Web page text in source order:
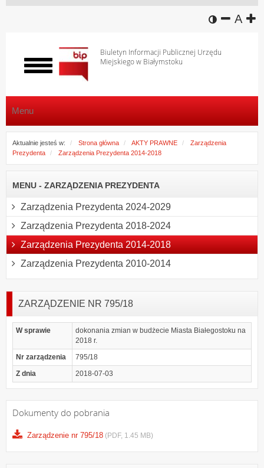
wersja
A
Biuletyn Informacji Publicznej Urzędu
Miejskiego w Białymstoku
Włącz
menu
Menu
Aktualnie jesteś w: Strona główna AKTY PRAWNE
Zarządzenia
Prezydenta
Zarządzenia Prezydenta 2014-2018
MENU - ZARZĄDZENIA PREZYDENTA
Zarządzenia Prezydenta 2024-2029
Zarządzenia Prezydenta 2018-2024
Zarządzenia Prezydenta 2014-2018
Zarządzenia Prezydenta 2010-2014
ZARZĄDZENIE NR 795/18
W sprawie
dokonania zmian w budżecie Miasta Białegostoku na
2018 r.
Nr zarządzenia
795/18
Z dnia
2018-07-03
Dokumenty do pobrania
Zarządzenie nr 795/18 (PDF, 1.45 MB)